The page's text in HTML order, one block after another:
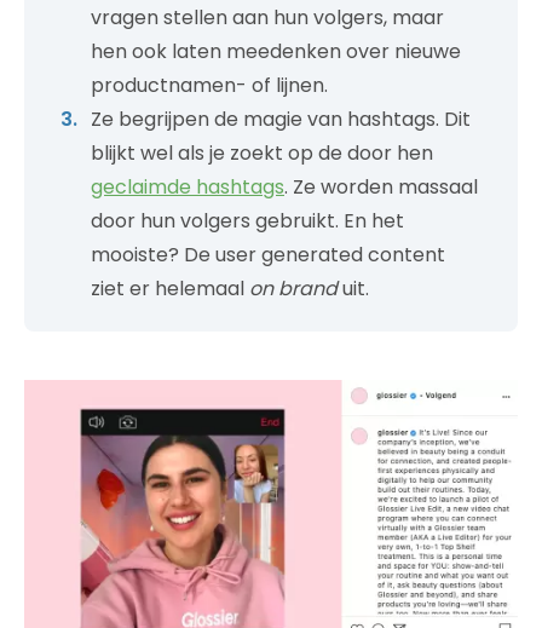
vragen stellen aan hun volgers, maar
hen ook laten meedenken over nieuwe
productnamen- of lijnen.
Ze begrijpen de magie van hashtags. Dit
blijkt wel als je zoekt op de door hen
geclaimde hashtags. Ze worden massaal
door hun volgers gebruikt. En het
mooiste? De user generated content
ziet er helemaal on branduit.